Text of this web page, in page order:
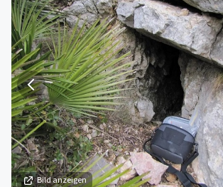
Bild anzeigen